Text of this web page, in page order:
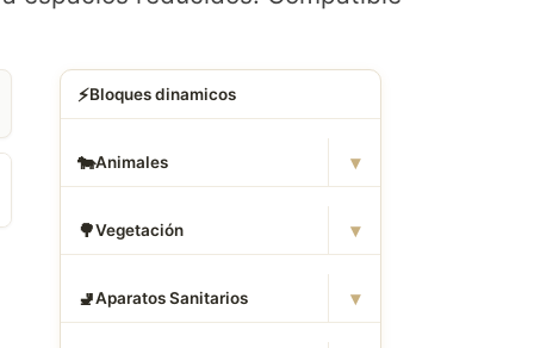
⚡Bloques dinamicos
🐄Animales ▾
🌳Vegetación ▾
🚽Aparatos Sanitarios ▾